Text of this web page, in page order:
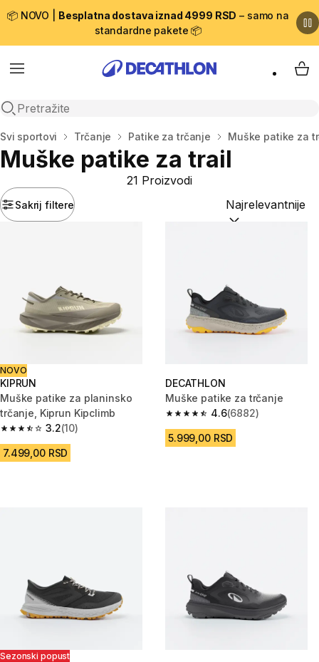
📦 NOVO | Besplatna dostava iznad 4999 RSD – samo na
standardne pakete 📦
Menu
Open search
My
Početna stranica
Svi sportovi Trčanje Patike za trčanje Muške patike za
Muške patike za trail
Sakrij filtere
21 Proizvodi
Sortiraj po:
NOVO
KIPRUN
Muške patike za planinsko
trčanje, Kiprun Kipclimb
3.2
3.2 od 5 zvezdica from 10 Recenzije
(10)
7.499,00 RSD
DECATHLON
Muške patike za trčanje
4.6
4.6 od 5 zvezdica from 6882
(6882)
5.999,00 RSD
Sezonski popust